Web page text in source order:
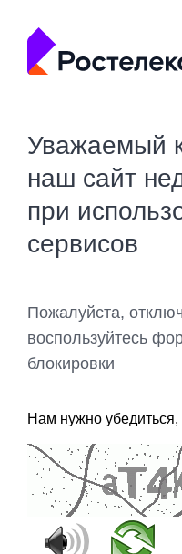
Уважаемый
наш сайт
при
сервисов
Пожалуйста,
воспользуйтесь
блокировки
Нам нужно